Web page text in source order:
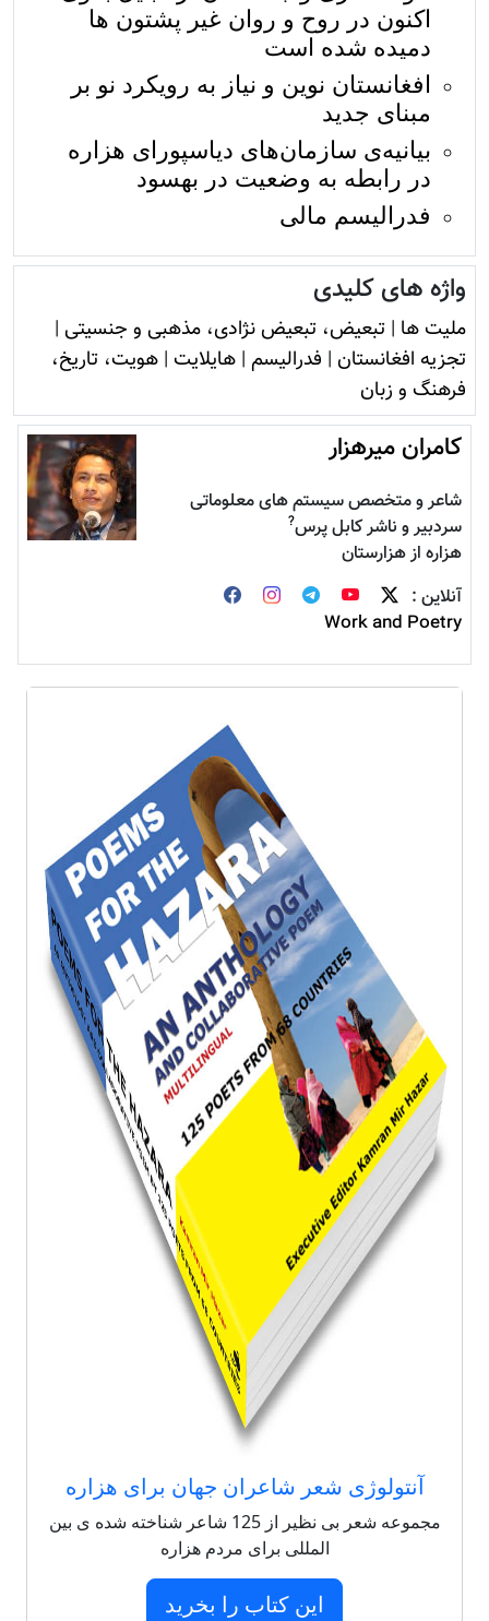
اکنون در روح و روان غیر پشتون ها
دمیده شده است
افغانستان نوین و نیاز به رویکرد نو بر
مبنای جدید
بیانیه‌ی سازمان‌های دیاسپورای هزاره
در رابطه به وضعیت در بهسود
فدرالیسم مالی
واژه های کلیدی
ملیت ها | تبعیض، تبعیض نژادی، مذهبی و جنسیتی |
تجزیه افغانستان | فدرالیسم | هایلایت | هویت، تاريخ،
فرهنگ و زبان
کامران میرهزار
شاعر و متخصص سیستم های معلوماتی
سردبیر و ناشر کابل پرس?
هزاره از هزارستان
آنلاین :
Work and Poetry
آنتولوژی شعر شاعران جهان برای هزاره
مجموعه شعر بی نظیر از 125 شاعر شناخته شده ی بین
المللی برای مردم هزاره
این کتاب را بخرید